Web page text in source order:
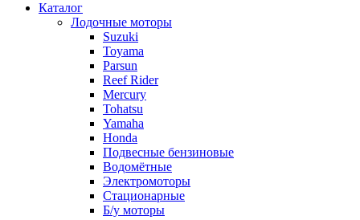
Каталог
Лодочные моторы
Suzuki
Toyama
Parsun
Reef Rider
Mercury
Tohatsu
Yamaha
Honda
Подвесные бензиновые
Водомётные
Электромоторы
Стационарные
Б/у моторы